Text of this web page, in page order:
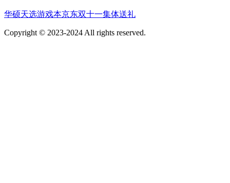
华硕天选游戏本京东双十一集体送礼
Copyright © 2023-2024 All rights reserved.